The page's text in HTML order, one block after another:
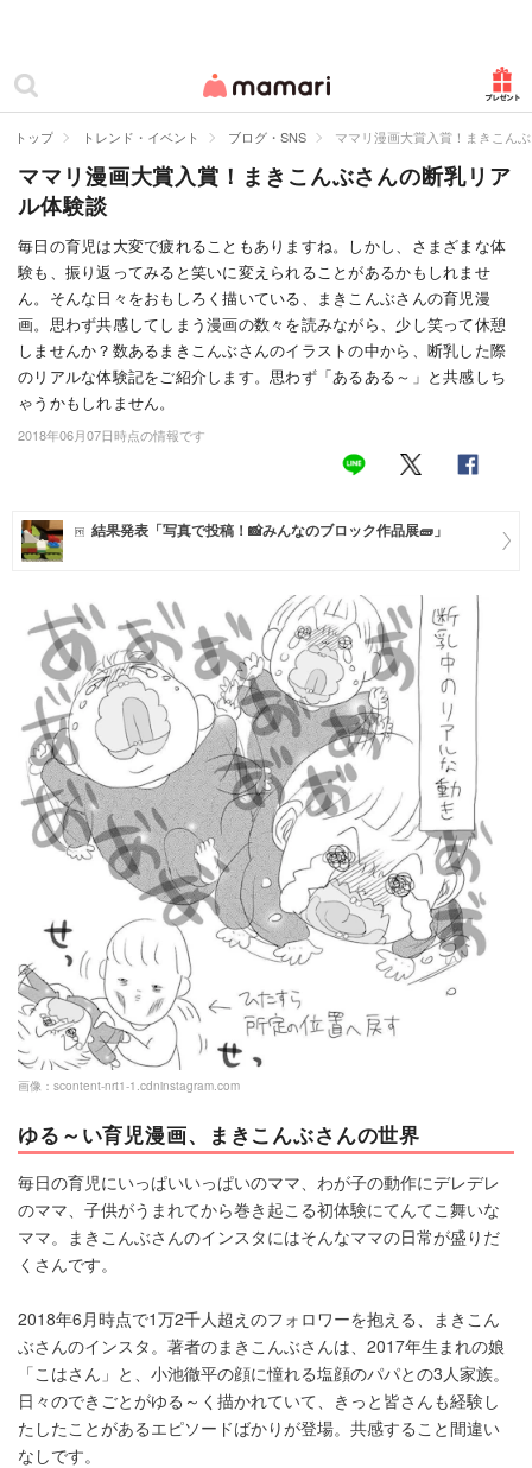
ママリ
カテゴリー一覧
妊娠
出産
赤ちゃん・育児
子育て・家族
病院
住まい
トレンド・イベント
トップ トレンド・イベント ブログ・SNS ママリ漫画大賞入賞！まきこん
ママリ漫画大賞入賞！まきこんぶさんの断乳リア
ル体験談
毎日の育児は大変で疲れることもありますね。しかし、さまざまな体
験も、振り返ってみると笑いに変えられることがあるかもしれませ
ん。そんな日々をおもしろく描いている、まきこんぶさんの育児漫
画。思わず共感してしまう漫画の数々を読みながら、少し笑って休憩
しませんか？数あるまきこんぶさんのイラストの中から、断乳した際
のリアルな体験記をご紹介します。思わず「あるある～」と共感しち
ゃうかもしれません。
2018年06月07日時点の情報です
結果発表「写真で投稿！📸みんなのブロック作品展🧱」
画像： scontent-nrt1-1.cdninstagram.com
ゆる～い育児漫画、まきこんぶさんの世界
毎日の育児にいっぱいいっぱいのママ、わが子の動作にデレデレ
のママ、子供がうまれてから巻き起こる初体験にてんてこ舞いな
ママ。まきこんぶさんのインスタにはそんなママの日常が盛りだ
くさんです。
2018年6月時点で1万2千人超えのフォロワーを抱える、まきこん
ぶさんのインスタ。著者のまきこんぶさんは、2017年生まれの娘
「こはさん」と、小池徹平の顔に憧れる塩顔のパパとの3人家族。
日々のできごとがゆる～く描かれていて、きっと皆さんも経験し
たしたことがあるエピソードばかりが登場。共感すること間違い
なしです。